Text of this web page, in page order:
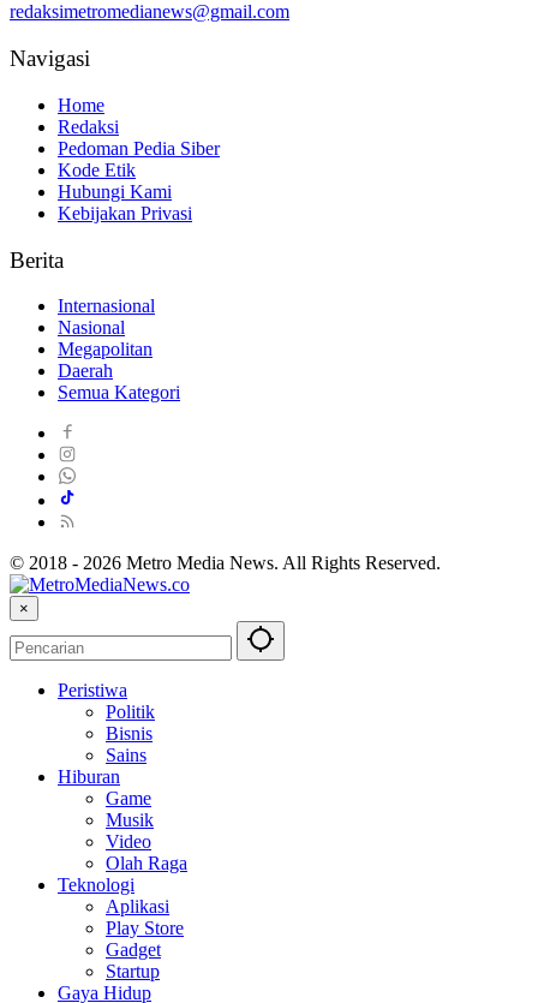
redaksimetromedianews@gmail.com
Navigasi
Home
Redaksi
Pedoman Pedia Siber
Kode Etik
Hubungi Kami
Kebijakan Privasi
Berita
Internasional
Nasional
Megapolitan
Daerah
Semua Kategori
© 2018 - 2026 Metro Media News. All Rights Reserved.
×
Peristiwa
Politik
Bisnis
Sains
Hiburan
Game
Musik
Video
Olah Raga
Teknologi
Aplikasi
Play Store
Gadget
Startup
Gaya Hidup